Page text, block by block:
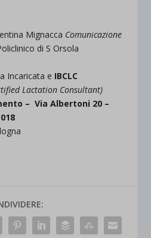
Mignacca Comunicazione
di S Orsola
Incaricata e IBCLC
Lactation Consultant)
– Via Albertoni 20 –